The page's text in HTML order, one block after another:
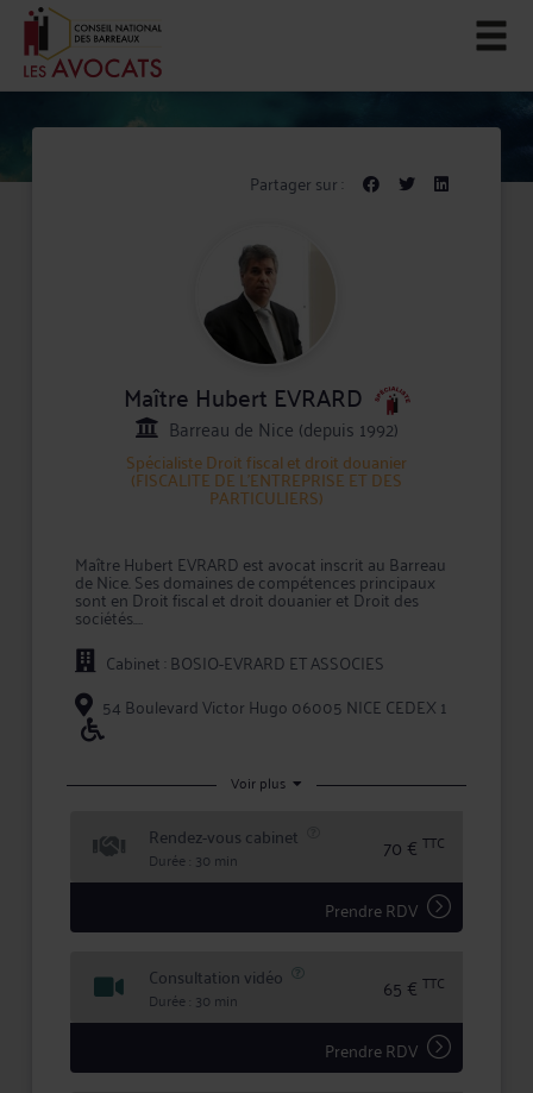
Partager sur :
Maître Hubert EVRARD
Barreau de Nice (depuis 1992)
SpécialisteDroit fiscal et droit douanier
(FISCALITE DE L'ENTREPRISE ET DES
PARTICULIERS)
Maître Hubert EVRARD est avocat inscrit au Barreau
de Nice. Ses domaines de compétences principaux
sont en Droit fiscal et droit douanier et Droit des
sociétés.
Maître EVRARD intervient à la fois comme conseil en
amont des conflits, et comme avocat chargé
d'assurer la défense de vos intérêts devant les
tribunaux, que ce soit en défense, ou pour engager
une procédure contre l'adversaire.
chacun de ses clients en leur garantissant expertise
juridique, rigueur et confidentialité dans le traitement
Cabinet : BOSIO-EVRARD ET ASSOCIES
54 Boulevard Victor Hugo 06005 NICE CEDEX 1
Voir plus
Rendez-vous cabinet
Durée : 30 min 70 € TTC
Prendre RDV
Consultation vidéo
Durée : 30 min 65 € TTC
Prendre RDV